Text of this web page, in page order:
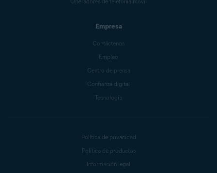
Empresa
Contáctenos
Empleo
Centro de prensa
Confianza digital
Tecnología
Política de privacidad
Política de productos
Información legal